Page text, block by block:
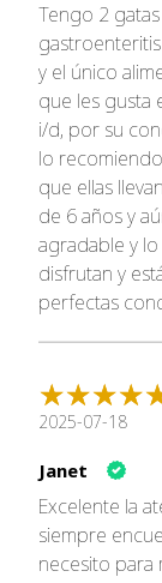
instrucciones
Para obtener
alimentación a
Tengo 2
y el único
que les gusta
i/d, por su
lo
que ellas
de 6 años y
agradable y lo
disfrutan y
perfectas
2025-07-18
Janet
Excelente la
siempre
necesito para